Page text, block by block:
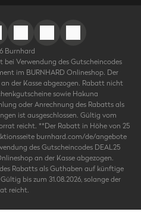
Burnhard
Verwendung des Gutscheincodes
im BURNHARD Onlineshop. Der
der Kasse abgezogen. Rabatt nicht
sowie Hakuna
oder Anrechnung des Rabatts als
ist ausgeschlossen. Gültig vom
reicht. **Der Rabatt in Höhe von 25
burnhard.com/de/angebote
des Gutscheincodes DEAL25
an der Kasse abgezogen.
Rabatts als Guthaben auf künftige
bis zum 31.08.2026, solange der
reicht.